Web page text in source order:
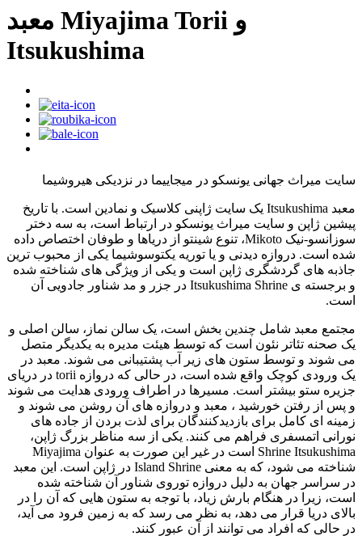
معبد Miyajima Torii و
Itsukushima
سایت میراث جهانی یونسکو در میجاییما در نزدیکی هیروشیما
معبد Itsukushima یک سایت ژاپنی کلاسیک و نمادین است. با تاریخ
پیشین ژاپن و سایت میراث یونسکو در ارتباط است، به سه دختر
سوزانسو-نیک Mikoto، تنوع شینتو از دریاها و طوفان اختصاص داده
شده است. دروازه دیدنی و یا توریه یکتوسوشیما یکی از محبوب ترین
جاذبه های گردشگری ژاپن است و یکی از ویژگی های شناخته شده
و برجسته ی Itsukushima Shrine در جزر و مد شناور جادویی آن
است.
مجتمع معبد شامل چندین بخش است، یک سالن نماز، سالن اصلی و
یک صحنه تئاتر نئون است که توسط هیئت مدیره به یکدیگر متصل
می شوند و توسط ستون های زیر آب پشتیبانی می شوند. معبد در
یک ورودی کوچک واقع شده است، در حالی که دروازه torii در دریای
جزیره ستو بیشتر است. مسیرها در اطراف ورودی هدایت می شوند
و پس از رفتن خورشید ، معبد و دروازه های آن روشن می شوند و
زمینه ای کامل برای بازدیدکنندگان برای لذت بردن از جاده های
نورانی اتمسفری فراهم می کنند. یکی از سه مناظر بزرگ ژاپن،
Shrine Itsukushima است در غیر این صورت به عنوان Miyajima
شناخته می شود، که به معنی Island Shrine در ژاپن است. این معبد
در سراسر جهان به دلیل دروازه توروی شناور آن شناخته شده
است، زیرا در هنگام بارش زیاد، با توجه به ستون هایی که آن را در
بالای دریا قرار می دهد، به نظر می رسد که به زمین فرود می آید،
در حالی که افراد می توانند از آن عبور کنند.